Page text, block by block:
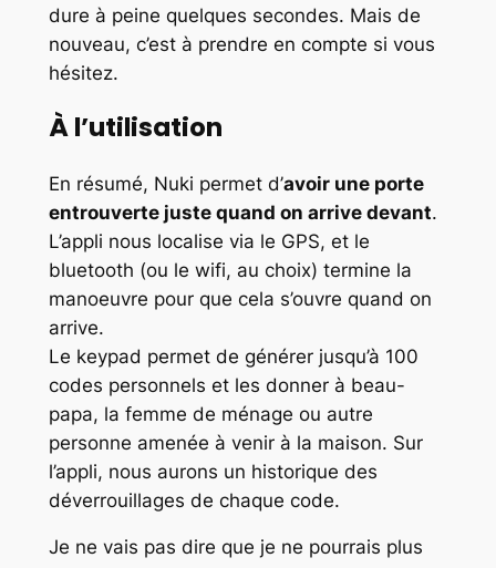
dure à peine quelques secondes. Mais de
nouveau, c’est à prendre en compte si vous
hésitez.
À l’utilisation
En résumé, Nuki permet d’avoir une porte
entrouverte juste quand on arrive devant.
L’appli nous localise via le GPS, et le
bluetooth (ou le wifi, au choix) termine la
manoeuvre pour que cela s’ouvre quand on
arrive.
Le keypad permet de générer jusqu’à 100
codes personnels et les donner à beau-
papa, la femme de ménage ou autre
personne amenée à venir à la maison. Sur
l’appli, nous aurons un historique des
déverrouillages de chaque code.
Je ne vais pas dire que je ne pourrais plus